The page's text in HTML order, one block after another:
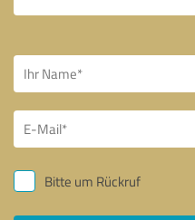
Bitte um Rückruf